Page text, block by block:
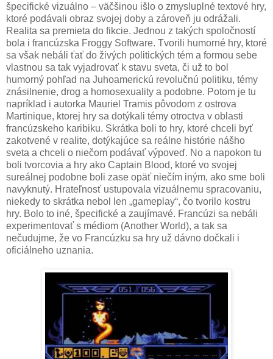
špecifické vizuálno – väčšinou išlo o zmysluplné textové hry,
ktoré podávali obraz svojej doby a zároveň ju odrážali.
Realita sa premieta do fikcie. Jednou z takých spoločností
bola i francúzska Froggy Software. Tvorili humorné hry, ktoré
sa však nebáli ťať do živých politických tém a formou sebe
vlastnou sa tak vyjadrovať k stavu sveta, či už to bol
humorný pohľad na Juhoamerickú revolučnú politiku, témy
znásilnenie, drog a homosexuality a podobne. Potom je tu
napríklad i autorka Mauriel Tramis pôvodom z ostrova
Martinique, ktorej hry sa dotýkali témy otroctva v oblasti
francúzskeho karibiku. Skrátka boli to hry, ktoré chceli byť
zakotvené v realite, dotýkajúce sa reálne histórie nášho
sveta a chceli o niečom podávať výpoveď. No a napokon tu
boli tvorcovia a hry ako Captain Blood, ktoré vo svojej
sureálnej podobne boli zase opäť niečím iným, ako sme boli
navyknutý. Hrateľnosť ustupovala vizuálnemu spracovaniu,
niekedy to skrátka nebol len „gameplay“, čo tvorilo kostru
hry. Bolo to iné, špecifické a zaujímavé. Francúzi sa nebáli
experimentovať s médiom (Another World), a tak sa
nečudujme, že vo Francúzku sa hry už dávno dočkali i
oficiálneho uznania.